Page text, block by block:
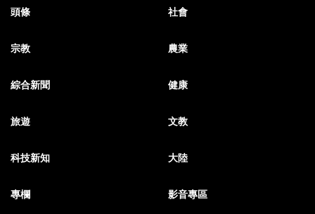
頭條 社會
宗教 農業
綜合新聞 健康
旅遊 文教
科技新知 大陸
專欄 影音專區